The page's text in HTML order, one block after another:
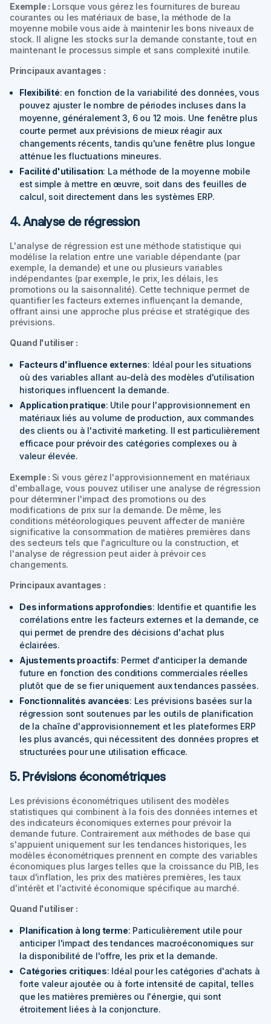
Exemple : Lorsque vous gérez les fournitures de bureau
courantes ou les matériaux de base, la méthode de la
moyenne mobile vous aide à maintenir les bons niveaux de
stock. Il aligne les stocks sur la demande constante, tout en
maintenant le processus simple et sans complexité inutile.
Principaux avantages :
Flexibilité: en fonction de la variabilité des données, vous
pouvez ajuster le nombre de périodes incluses dans la
moyenne, généralement 3, 6 ou 12 mois. Une fenêtre plus
courte permet aux prévisions de mieux réagir aux
changements récents, tandis qu'une fenêtre plus longue
atténue les fluctuations mineures.
Facilité d'utilisation: La méthode de la moyenne mobile
est simple à mettre en œuvre, soit dans des feuilles de
calcul, soit directement dans les systèmes ERP.
4. Analyse de régression
L'analyse de régression est une méthode statistique qui
modélise la relation entre une variable dépendante (par
exemple, la demande) et une ou plusieurs variables
indépendantes (par exemple, le prix, les délais, les
promotions ou la saisonnalité). Cette technique permet de
quantifier les facteurs externes influençant la demande,
offrant ainsi une approche plus précise et stratégique des
prévisions.
Quand l'utiliser :
Facteurs d'influence externes: Idéal pour les situations
où des variables allant au-delà des modèles d'utilisation
historiques influencent la demande.
Application pratique: Utile pour l'approvisionnement en
matériaux liés au volume de production, aux commandes
des clients ou à l'activité marketing. Il est particulièrement
efficace pour prévoir des catégories complexes ou à
valeur élevée.
Exemple : Si vous gérez l'approvisionnement en matériaux
d'emballage, vous pouvez utiliser une analyse de régression
pour déterminer l'impact des promotions ou des
modifications de prix sur la demande. De même, les
conditions météorologiques peuvent affecter de manière
significative la consommation de matières premières dans
des secteurs tels que l'agriculture ou la construction, et
l'analyse de régression peut aider à prévoir ces
changements.
Principaux avantages :
Des informations approfondies: Identifie et quantifie les
corrélations entre les facteurs externes et la demande, ce
qui permet de prendre des décisions d'achat plus
éclairées.
Ajustements proactifs: Permet d'anticiper la demande
future en fonction des conditions commerciales réelles
plutôt que de se fier uniquement aux tendances passées.
Fonctionnalités avancées: Les prévisions basées sur la
régression sont soutenues par les outils de planification
de la chaîne d'approvisionnement et les plateformes ERP
les plus avancés, qui nécessitent des données propres et
structurées pour une utilisation efficace.
5. Prévisions économétriques
Les prévisions économétriques utilisent des modèles
statistiques qui combinent à la fois des données internes et
des indicateurs économiques externes pour prévoir la
demande future. Contrairement aux méthodes de base qui
s'appuient uniquement sur les tendances historiques, les
modèles économétriques prennent en compte des variables
économiques plus larges telles que la croissance du PIB, les
taux d'inflation, les prix des matières premières, les taux
d'intérêt et l'activité économique spécifique au marché.
Quand l'utiliser :
Planification à long terme: Particulièrement utile pour
anticiper l'impact des tendances macroéconomiques sur
la disponibilité de l'offre, les prix et la demande.
Catégories critiques: Idéal pour les catégories d'achats à
forte valeur ajoutée ou à forte intensité de capital, telles
que les matières premières ou l'énergie, qui sont
étroitement liées à la conjoncture.